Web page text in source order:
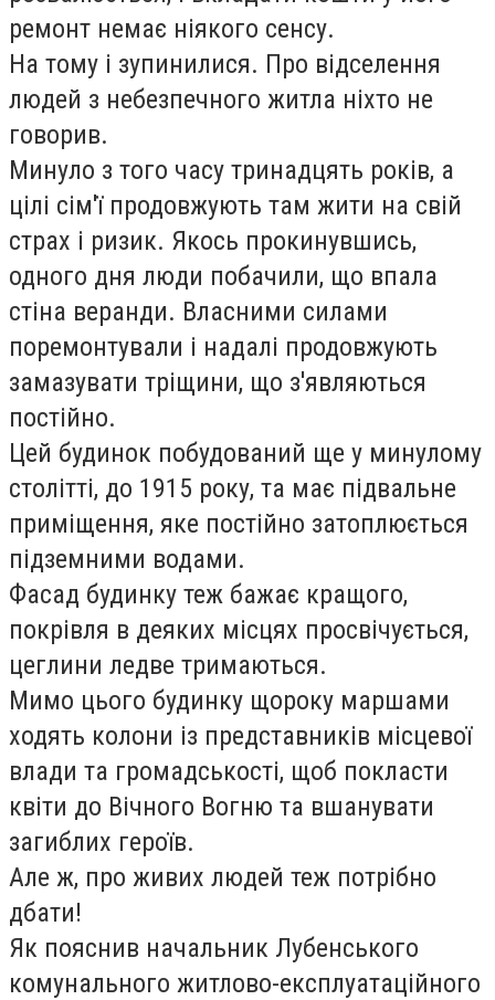
ремонт немає ніякого сенсу.
На тому і зупинилися. Про відселення
людей з небезпечного житла ніхто не
говорив.
Минуло з того часу тринадцять років, а
цілі сім'ї продовжують там жити на свій
страх і ризик. Якось прокинувшись,
одного дня люди побачили, що впала
стіна веранди. Власними силами
поремонтували і надалі продовжують
замазувати тріщини, що з'являються
постійно.
Цей будинок побудований ще у минулому
столітті, до 1915 року, та має підвальне
приміщення, яке постійно затоплюється
підземними водами.
Фасад будинку теж бажає кращого,
покрівля в деяких місцях просвічується,
цеглини ледве тримаються.
Мимо цього будинку щороку маршами
ходять колони із представників місцевої
влади та громадськості, щоб покласти
квіти до Вічного Вогню та вшанувати
загиблих героїв.
Але ж, про живих людей теж потрібно
дбати!
Як пояснив начальник Лубенського
комунального житлово-експлуатаційного